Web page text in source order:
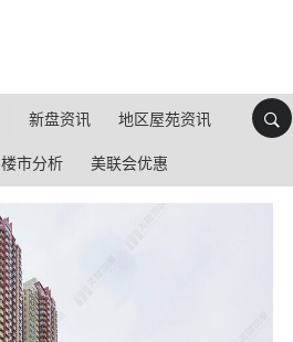
新盘资讯 地区屋苑资讯
楼市分析 美联会优惠